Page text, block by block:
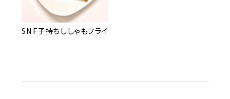
SNF子持ちししゃもフライ